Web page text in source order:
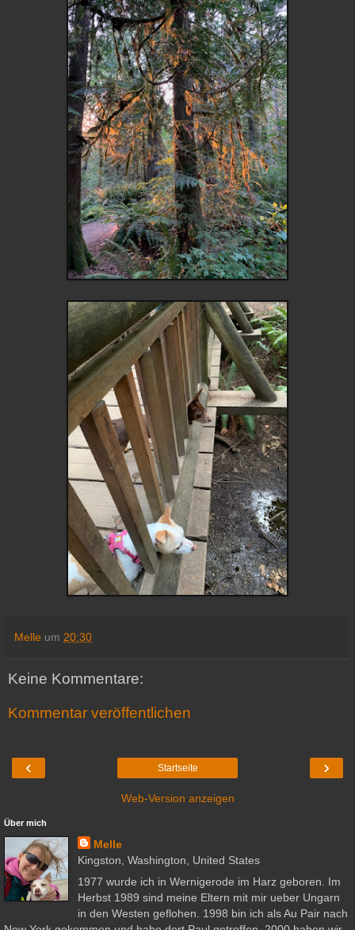
Melle um 20:30
Keine Kommentare:
Kommentar veröffentlichen
‹ ›
Startseite
Web-Version anzeigen
Über mich
Melle
Kingston, Washington, United States
1977 wurde ich in Wernigerode im Harz geboren. Im
Herbst 1989 sind meine Eltern mit mir ueber Ungarn
in den Westen geflohen. 1998 bin ich als Au Pair nach